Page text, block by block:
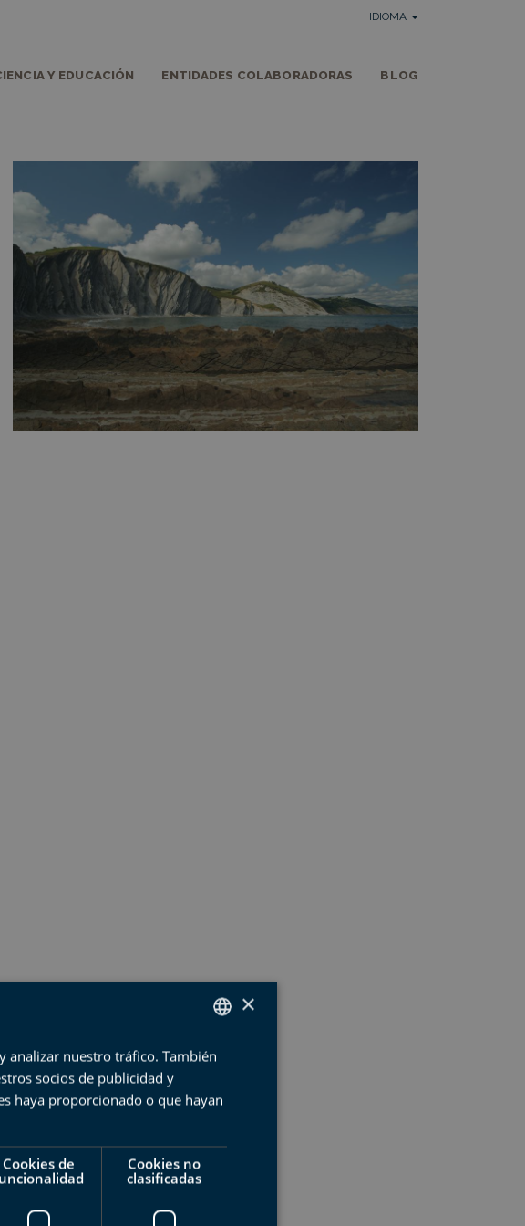
IDIOMA
Y EDUCACIÓN ENTIDADES COLABORADORAS BLOG
SPANISH
FRENCH
×
analizar nuestro tráfico. También
socios de publicidad y
haya proporcionado o que hayan
Cookies de
Cookies no
clasificadas